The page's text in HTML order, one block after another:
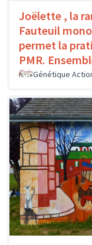
Joëlette , la
Fauteuil
permet la
PMR.
Génétique